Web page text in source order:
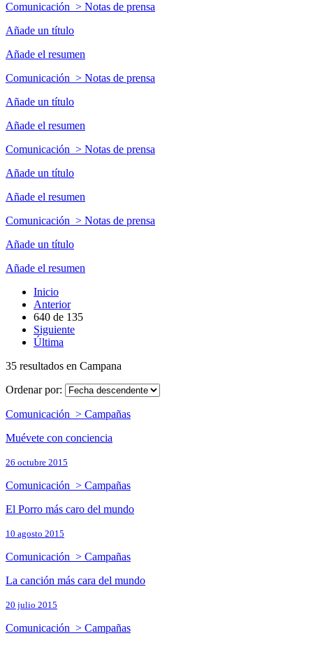
Comunicación > Notas de prensa
Añade un título
Añade el resumen
Comunicación > Notas de prensa
Añade un título
Añade el resumen
Comunicación > Notas de prensa
Añade un título
Añade el resumen
Comunicación > Notas de prensa
Añade un título
Añade el resumen
Inicio
Anterior
640 de 135
Siguiente
Última
35 resultados en Campana
Ordenar por:
Comunicación > Campañas
Muévete con conciencia
26 octubre 2015
Comunicación > Campañas
El Porro más caro del mundo
10 agosto 2015
Comunicación > Campañas
La canción más cara del mundo
20 julio 2015
Comunicación > Campañas